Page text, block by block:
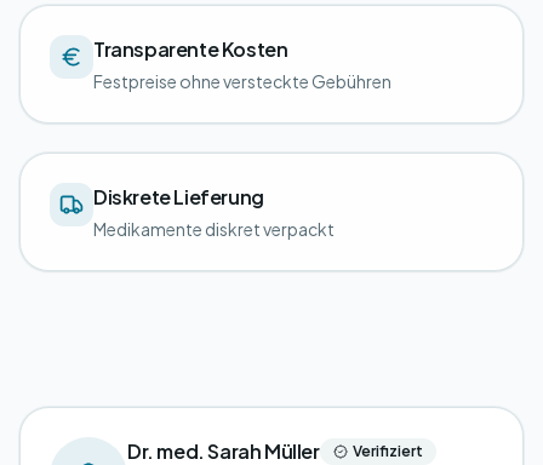
Transparente Kosten
Festpreise ohne versteckte Gebühren
Diskrete Lieferung
Medikamente diskret verpackt
Dr. med. Sarah Müller Verifiziert